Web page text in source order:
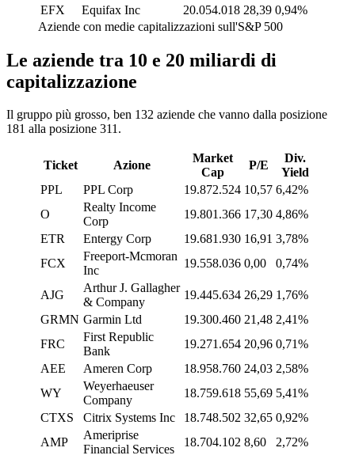
EFX
Equifax Inc 20.054.018 28,39 0,94%
Aziende con medie capitalizzazioni sull'S&P 500
Le aziende tra 10 e 20 miliardi di
capitalizzazione
Il gruppo più grosso, ben 132 aziende che vanno dalla posizione
181 alla posizione 311.
Ticket Azione
Market
Cap
P/E
Div.
Yield
PPL
PPL Corp 19.872.524 10,57 6,42%
O
Realty Income
Corp
19.801.366 17,30 4,86%
ETR
Entergy Corp 19.681.930 16,91 3,78%
FCX
Freeport-Mcmoran
Inc
19.558.036 0,00 0,74%
AJG
Arthur J. Gallagher
& Company
19.445.634 26,29 1,76%
GRMN Garmin Ltd 19.300.460 21,48 2,41%
FRC
First Republic
Bank
19.271.654 20,96 0,71%
AEE
Ameren Corp 18.958.760 24,03 2,58%
WY
Weyerhaeuser
Company
18.759.618 55,69 5,41%
CTXS
Citrix Systems Inc 18.748.502 32,65 0,92%
AMP
Ameriprise
Financial Services
18.704.102 8,60
2,72%